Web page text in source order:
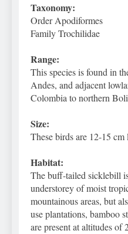
Taxonomy:
Order Apodiformes
Family Trochilidae
Range:
This species is found in
Andes, and adjacent
Colombia to northern
Size:
These birds are 12-15
Habitat:
The buff-tailed sicklebill
understorey of moist
mountainous areas, but
use plantations, bamboo
are present at altitudes of